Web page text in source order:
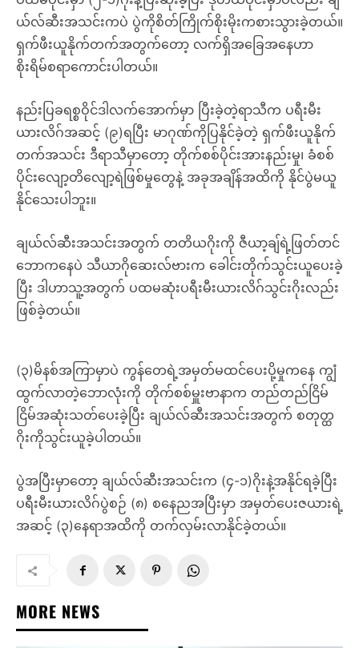
ယ်လ်ဆီးအသင်းကပဲ ပွဲကိုစိတ်ကြိုက်စိုးမိုးကစားသွားခဲ့တယ်။
ရှက်ဖီးယူနိုက်တက်အတွက်တော့ လက်ရှိအခြေအနေဟာ
စိုးရိမ်စရာကောင်းပါတယ်။
နည်းပြခရစ္စဝိုင်ဒါလက်အောက်မှာ ပြီးခဲ့တဲ့ရာသီက ပရီးမီး
ယားလိဂ်အဆင့် (၉)ရပြီး မာဂုဏ်ကိုပြနိုင်ခဲ့တဲ့ ရှက်ဖီးယူနိုက်
တက်အသင်း ဒီရာသီမှာတော့ တိုက်စစ်ပိုင်းအားနည်းမှု၊ ခံစစ်
ပိုင်းလျော့တိလျော့ရဲဖြစ်မှုတွေနဲ့ အခုအချိန်အထိကို နိုင်ပွဲမယူ
နိုင်သေးပါဘူး။
ချယ်လ်ဆီးအသင်းအတွက် တတိယဂိုးကို ဇီယာ့ချ်ရဲ့ဖြတ်တင်
ဘောကနေပဲ သီယာဂိုဆေးလ်ဗားက ခေါင်းတိုက်သွင်းယူပေးခဲ့
ပြီး ဒါဟာသူ့အတွက် ပထမဆုံးပရီးမီးယားလိဂ်သွင်းဂိုးလည်း
ဖြစ်ခဲ့တယ်။
(၃)မိနစ်အကြာမှာပဲ ကွန်တေရဲ့အမှတ်မထင်ပေးပို့မှုကနေ ကျွံ
ထွက်လာတဲ့ဘောလုံးကို တိုက်စစ်မှူးဗာနာက တည်တည်ငြိမ်
ငြိမ်အဆုံးသတ်ပေးခဲ့ပြီး ချယ်လ်ဆီးအသင်းအတွက် စတုတ္ထ
ဂိုးကိုသွင်းယူခဲ့ပါတယ်။
ပွဲအပြီးမှာတော့ ချယ်လ်ဆီးအသင်းက (၄-၁)ဂိုးနဲ့အနိုင်ရခဲ့ပြီး
ပရီးမီးယားလိဂ်ပွဲစဉ် (၈) စနေညအပြီးမှာ အမှတ်ပေးဇယားရဲ့
အဆင့် (၃)နေရာအထိကို တက်လှမ်းလာနိုင်ခဲ့တယ်။
MORE NEWS